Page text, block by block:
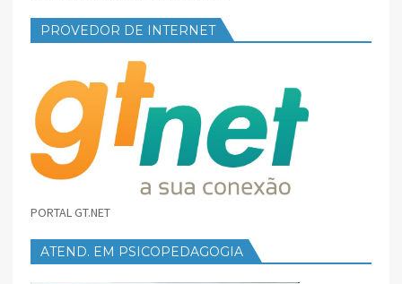
PROVEDOR DE INTERNET
PORTAL GT.NET
ATEND. EM PSICOPEDAGOGIA